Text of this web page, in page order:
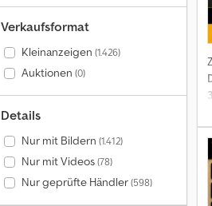
Verkaufsformat
Kleinanzeigen (1.426)
Auktionen (0)
Details
Nur mit Bildern (1.412)
Nur mit Videos(78)
Nur geprüfte Händler(598)
3